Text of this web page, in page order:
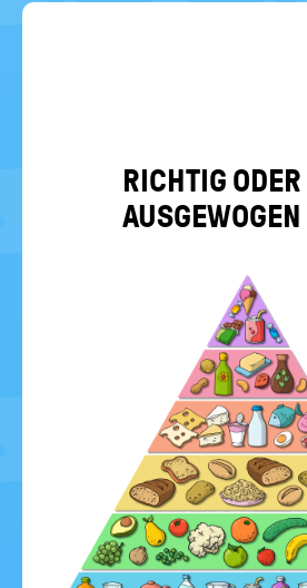
RICH­TIG